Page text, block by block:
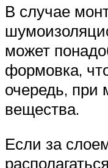
В случае
может
формовка,
очередь, при
вещества.
Если за